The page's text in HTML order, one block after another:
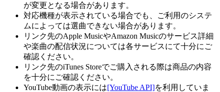
が変更となる場合があります。
対応機種が表示されている場合でも、ご利用のシステ
ムによっては選曲できない場合があります。
リンク先のApple MusicやAmazon Musicのサービス詳細
や楽曲の配信状況については各サービスにて十分にご
確認ください。
リンク先のiTunes Storeでご購入される際は商品の内容
を十分にご確認ください。
YouTube動画の表示には[YouTube API]を利用していま